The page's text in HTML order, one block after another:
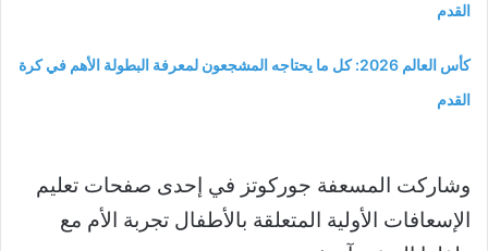
القدم
كأس العالم 2026: كل ما يحتاجه المشجعون لمعرفة البطولة الأهم في كرة
القدم
وشاركت المسعفة جوركوتز في إحدى صفحات تعليم
الإسعافات الأولية المتعلقة بالأطفال تجربة الأم مع